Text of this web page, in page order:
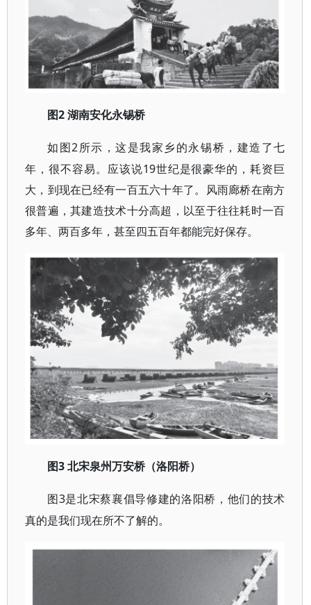
图2 湖南安化永锡桥
如图 2所示，这是我家乡的永锡桥，建造了七
年，很不容易。应该说19世纪是很豪华的，耗资巨
大，到现在已经有一百五六十年了。风雨廊桥在南方
很普遍，其建造技术十分高超，以至于往往耗时一百
多年、两百多年，甚至四五百年都能完好保存。
图3 北宋泉州万安桥（洛阳桥）
图 3是北宋蔡襄倡导修建的洛阳桥，他们的技术
真的是我们现在所不了解的。